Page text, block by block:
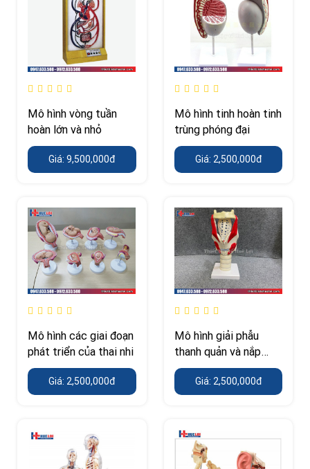
Mô hình vòng tuần
hoàn lớn và nhỏ
Giá: 9,500,000đ
Mô hình tinh hoàn tinh
trùng phóng đại
Giá: 2,500,000đ
Mô hình các giai đoạn
phát triển của thai nhi
Giá: 2,500,000đ
Mô hình giải phẫu
thanh quản và nắp
thanh môn
Giá: 2,500,000đ